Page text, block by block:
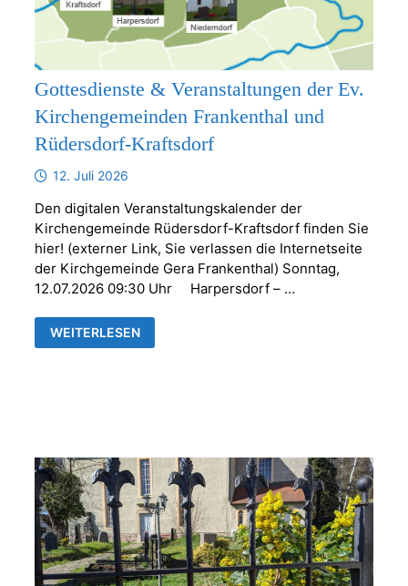
Gottesdienste & Veranstaltungen der Ev.
Kirchengemeinden Frankenthal und
Rüdersdorf-Kraftsdorf
12. Juli 2026
Den digitalen Veranstaltungskalender der
Kirchengemeinde Rüdersdorf-Kraftsdorf finden Sie
hier! (externer Link, Sie verlassen die Internetseite
der Kirchgemeinde Gera Frankenthal) Sonntag,
12.07.2026 09:30 Uhr Harpersdorf – …
GOTTESDIENSTE
&
WEITERLESEN